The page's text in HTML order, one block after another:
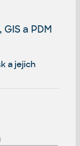
a PDM
a jejich